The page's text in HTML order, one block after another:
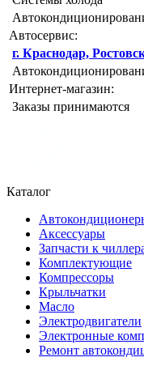
Автосервис:
г. Краснодар,
Интернет-магазин:
Заказы принимаются
Каталог
Аксессуары
Запчасти к
Комплектующие
Компрессоры
Крыльчатки
Масло
Электродвигатели
Электронные
Ремонт